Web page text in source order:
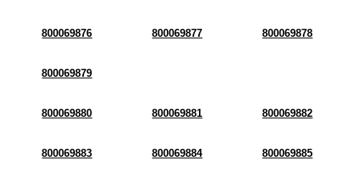
800069876 800069877 800069878
800069879
800069880 800069881 800069882
800069883 800069884 800069885